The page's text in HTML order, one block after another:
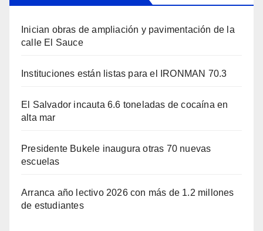
Inician obras de ampliación y pavimentación de la
calle El Sauce
Instituciones están listas para el IRONMAN 70.3
El Salvador incauta 6.6 toneladas de cocaína en
alta mar
Presidente Bukele inaugura otras 70 nuevas
escuelas
Arranca año lectivo 2026 con más de 1.2 millones
de estudiantes